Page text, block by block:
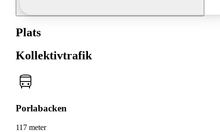
Plats
Kollektivtrafik
Porlabacken
117 meter